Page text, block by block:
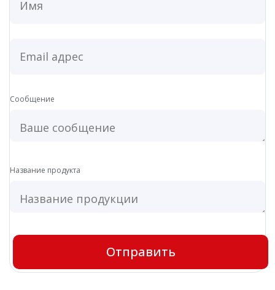
Elegance White
Сообщение
Название продукта